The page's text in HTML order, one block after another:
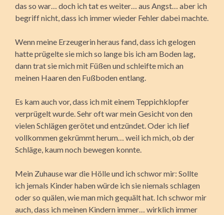
das so war… doch ich tat es weiter… aus Angst… aber ich
begriff nicht, dass ich immer wieder Fehler dabei machte.
Wenn meine Erzeugerin heraus fand, dass ich gelogen
hatte prügelte sie mich so lange bis ich am Boden lag,
dann trat sie mich mit Füßen und schleifte mich an
meinen Haaren den Fußboden entlang.
Es kam auch vor, dass ich mit einem Teppichklopfer
verprügelt wurde. Sehr oft war mein Gesicht von den
vielen Schlägen gerötet und entzündet. Oder ich lief
vollkommen gekrümmt herum… weil ich mich, ob der
Schläge, kaum noch bewegen konnte.
Mein Zuhause war die Hölle und ich schwor mir: Sollte
ich jemals Kinder haben würde ich sie niemals schlagen
oder so quälen, wie man mich gequält hat. Ich schwor mir
auch, dass ich meinen Kindern immer… wirklich immer